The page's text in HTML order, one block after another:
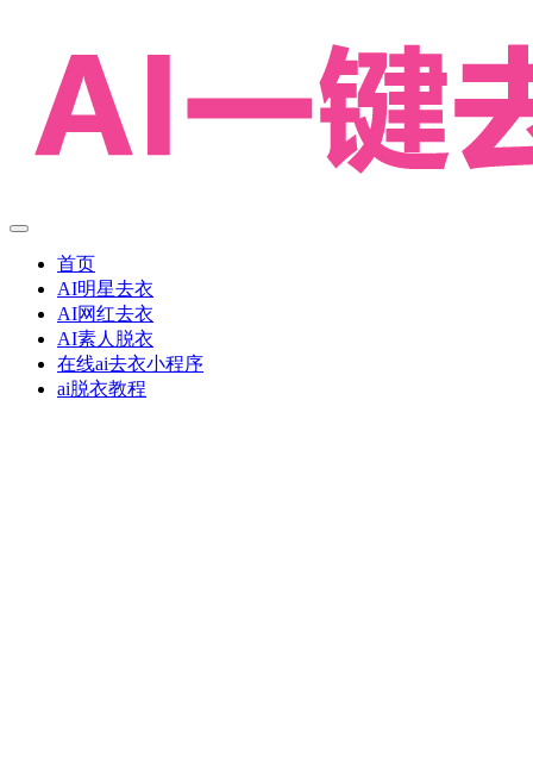
首页
AI明星去衣
AI网红去衣
AI素人脱衣
在线ai去衣小程序
ai脱衣教程